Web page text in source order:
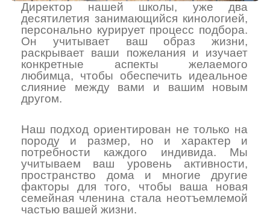
Директор нашей школы, уже два
десятилетия занимающийся кинологией,
персонально курирует процесс подбора.
Он учитывает ваш образ жизни,
раскрывает ваши пожелания и изучает
конкретные аспекты желаемого
любимца, чтобы обеспечить идеальное
слияние между вами и вашим новым
другом.
Наш подход ориентирован не только на
породу и размер, но и характер и
потребности каждого индивида. Мы
учитываем ваш уровень активности,
пространство дома и многие другие
факторы для того, чтобы ваша новая
семейная членина стала неотъемлемой
частью вашей жизни.